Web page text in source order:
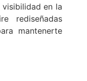
en la
rediseñadas
mantenerte